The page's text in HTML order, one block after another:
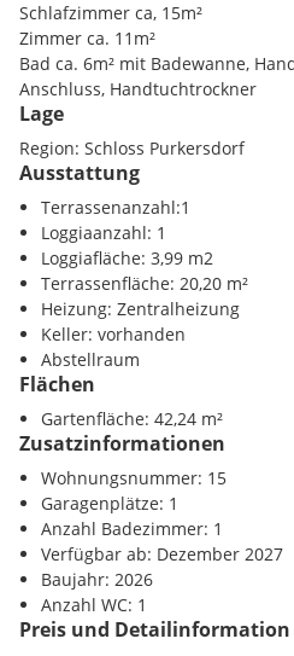
Schlafzimmer ca, 15m²
Zimmer ca. 11m²
Bad ca. 6m² mit Badewanne,
Anschluss, Handtuchtrockner
WC ca. 2m² mit Handwaschbecken
Vorraum ca. 10m²
Abstellraum ca. 2m²
Die Wohnung bietet eine
auf die Loggia mit ca. 4m² und
20m².
Von der Terrasse aus ist der
Vom Vorraum aus sind alle
Der moderne Grundriss und die
Böden mit Parkett und Fliesen
und lassen keine Wünsche offen.
Zusätzlich bietet die Wohnung
Jeder Wohnung ist ein
TG-STELLPLÄTZE:
Lage
Region: Schloss Purkersdorf
Ausstattung
Terrassenanzahl:1
Loggiaanzahl: 1
Loggiafläche: 3,99 m2
Terrassenfläche: 20,20 m²
Heizung: Zentralheizung
Keller: vorhanden
Abstellraum
Flächen
Gartenfläche: 42,24 m²
Zusatzinformationen
Wohnungsnummer: 15
Garagenplätze: 1
Anzahl Badezimmer: 1
Verfügbar ab: Dezember 2027
Baujahr: 2026
Anzahl WC: 1
Preis und Detailinformation